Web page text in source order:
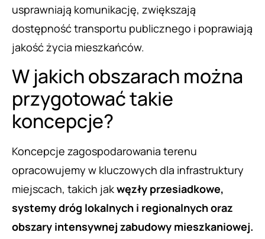
usprawniają komunikację, zwiększają
dostępność transportu publicznego i poprawiają
jakość życia mieszkańców.
W jakich obszarach można
przygotować takie
koncepcje?
Koncepcje zagospodarowania terenu
opracowujemy w kluczowych dla infrastruktury
miejscach, takich jakwęzły przesiadkowe,
systemy dróg lokalnych i regionalnych oraz
obszary intensywnej zabudowy mieszkaniowej.